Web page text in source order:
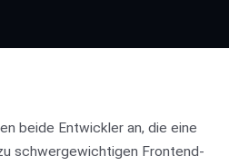
beide Entwickler an, die eine
schwergewichtigen Frontend-